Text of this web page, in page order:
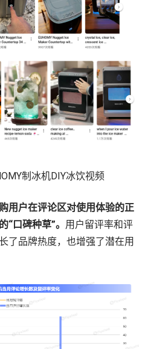
制冰机DIY冰饮视频
用户在评论区对使用体验的正
“口碑种草”。 用户留评率和评
了品牌热度，也增强了潜在用